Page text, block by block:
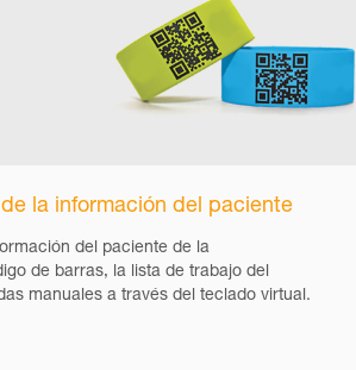
la información del paciente
del paciente de la
de barras, la lista de trabajo del
manuales a través del teclado virtual.